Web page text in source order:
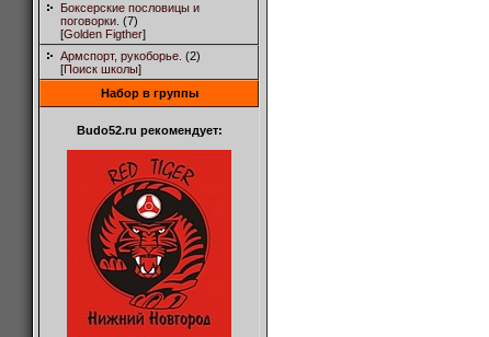
Боксерские пословицы и
поговорки. (7)
[Golden Figther]
Армспорт, рукоборье. (2)
[Поиск школы]
Набор в группы
Budo52.ru рекомендует: